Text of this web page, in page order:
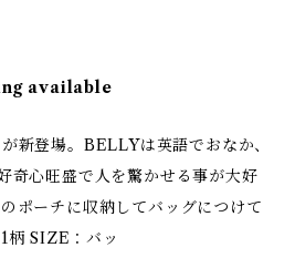
available
新登場。BELLYは英語でおなか、
奇心旺盛で人を驚かせる事が大好
ポーチに収納してバッグにつけて
柄 SIZE：バッ